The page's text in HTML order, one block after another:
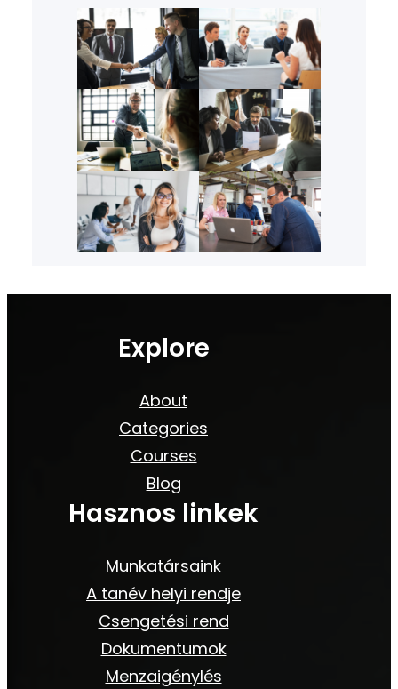
Explore
About
Categories
Courses
Blog
Hasznos linkek
Munkatársaink
A tanév helyi rendje
Csengetési rend
Dokumentumok
Menzaigénylés